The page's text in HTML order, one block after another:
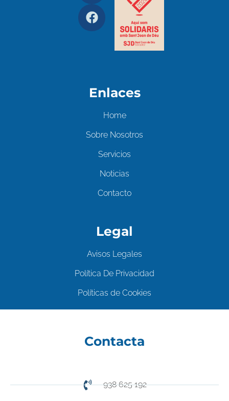
Enlaces
Home
Sobre Nosotros
Servicios
Noticias
Contacto
Legal
Avisos Legales
Política De Privacidad
Políticas de Cookies
Contacta
938 625 192